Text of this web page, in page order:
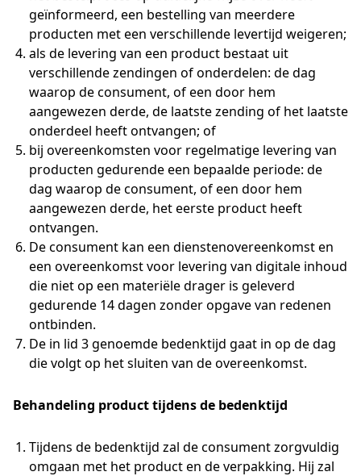
geïnformeerd, een bestelling van meerdere
producten met een verschillende levertijd weigeren;
als de levering van een product bestaat uit
verschillende zendingen of onderdelen: de dag
waarop de consument, of een door hem
aangewezen derde, de laatste zending of het laatste
onderdeel heeft ontvangen; of
bij overeenkomsten voor regelmatige levering van
producten gedurende een bepaalde periode: de
dag waarop de consument, of een door hem
aangewezen derde, het eerste product heeft
ontvangen.
De consument kan een dienstenovereenkomst en
een overeenkomst voor levering van digitale inhoud
die niet op een materiële drager is geleverd
gedurende 14 dagen zonder opgave van redenen
ontbinden.
De in lid 3 genoemde bedenktijd gaat in op de dag
die volgt op het sluiten van de overeenkomst.
Behandeling product tijdens de bedenktijd
Tijdens de bedenktijd zal de consument zorgvuldig
omgaan met het product en de verpakking. Hij zal